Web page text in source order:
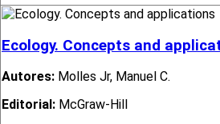
Ecology. Concepts and
Autores: Molles Jr, Manuel C.
Editorial: McGraw-Hill